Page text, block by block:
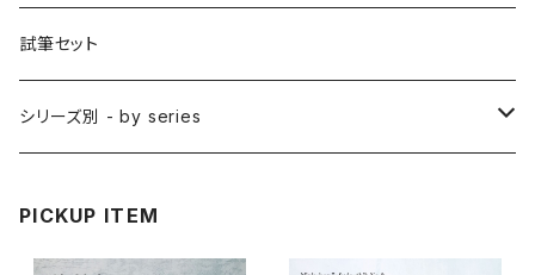
削用筆 / SAKUYO (all-purpose)
隈取筆 / KUMADORI (blur,color)
長流 / CHORYU (ink draw)
梵字筆 / BONJI-FUDE (sanskrit)
料理用刷毛 / RYORIBAKE(kitchen)
竹刷毛 / TAKEBAKE
禅シリーズ
水墨画 - japanese ink paint/sumie
アニメ背景美術 - anime background art
絵手紙 - picture letter
試筆セット
シリーズ別 - by series
PICKUP ITEM